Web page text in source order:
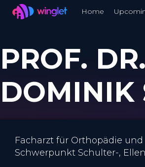
main
content
Winglet Home
PROF.
DOMINIK
Facharzt für Orthopädie
Schwerpunkt Schulter-,